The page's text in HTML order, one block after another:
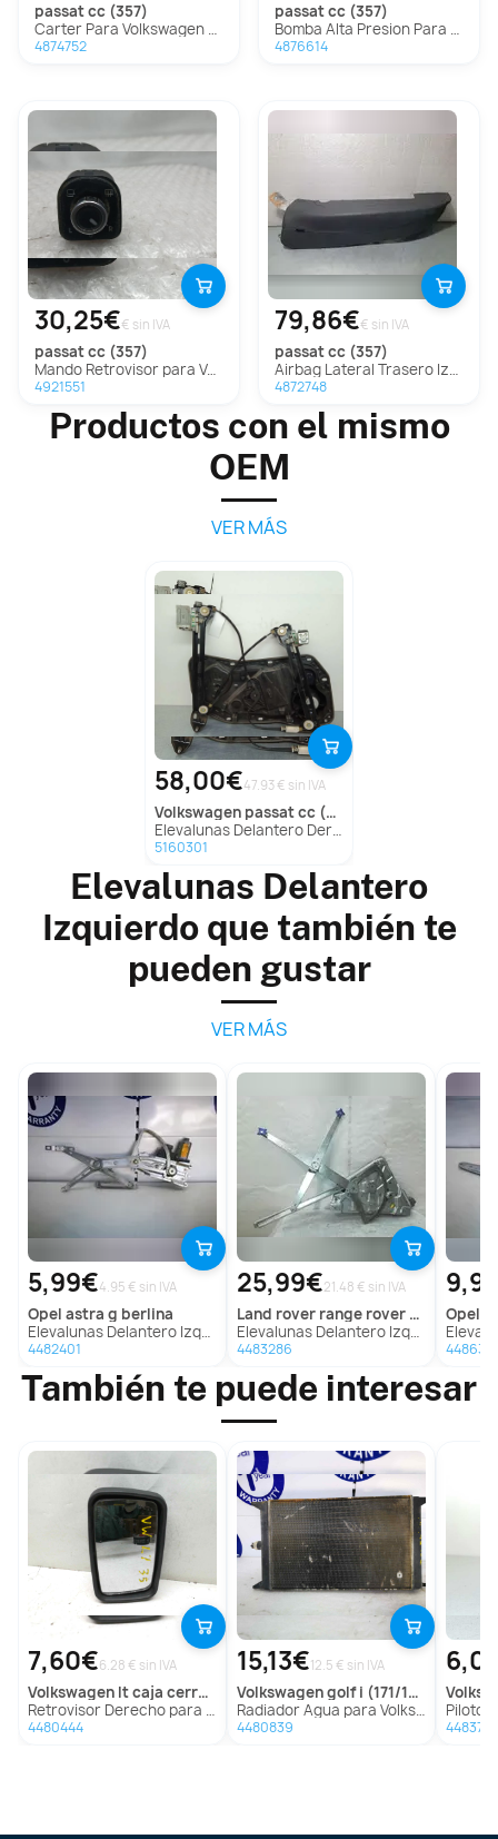
passat cc (357)
Carter Para Volkswagen Passat Cc
4874752
passat cc (357)
Bomba Alta Presion Para Volkswagen Passat Cc
4876614
30,25€€ sin IVA
passat cc (357)
Mando Retrovisor para Volkswagen Passat Cc (357)
4921551
79,86€€ sin IVA
passat cc (357)
Airbag Lateral Trasero Izquierdo Para Volkswagen Passat Cc
4872748
Productos con el mismo
OEM
VER MÁS
58,00€47.93 € sin IVA
volkswagen passat cc (357)
Elevalunas Delantero Derecho para Volkswagen Passat Cc (357)
5160301
Elevalunas Delantero
Izquierdo que también te
pueden gustar
VER MÁS
5,99€4.95 € sin IVA
opel astra g berlina
Elevalunas Delantero Izquierdo Para Opel Astra G Berlina
4482401
25,99€21.48 € sin IVA
land rover range rover (lp)
Elevalunas Delantero Izquierdo Para Land Rover Range Rover
4483286
opel
Elevalunas
También te puede interesar
7,60€6.28 € sin IVA
volkswagen lt caja cerrada / combi
Retrovisor Derecho para Volkswagen Lt Caja Cerrada / Combi
4480444
15,13€12.5 € sin IVA
volkswagengolf i (171/173)
Radiador Agua para Volkswagen Golf I (171/173)
4480839
Piloto
4483752